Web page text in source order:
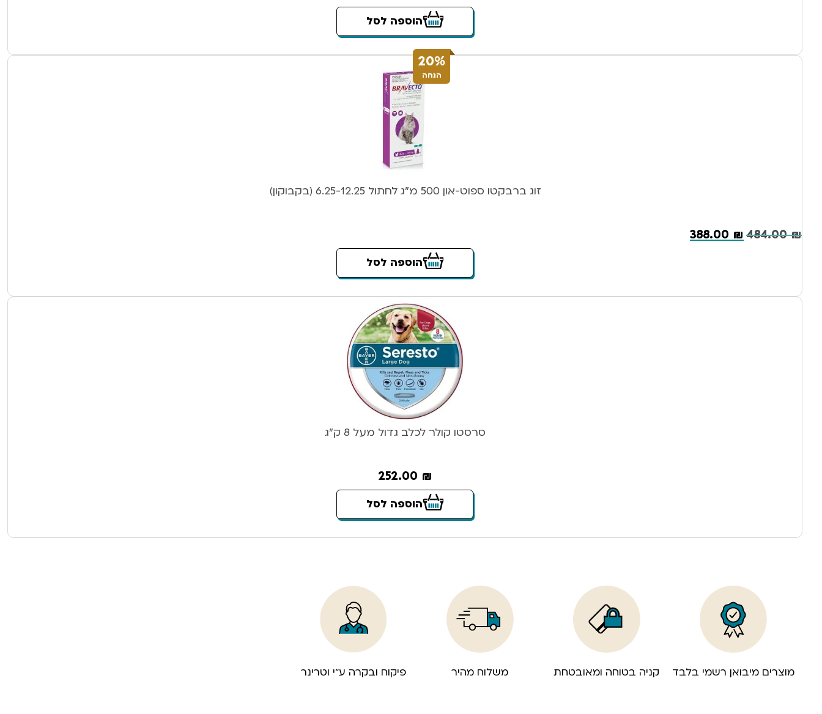
הוספה לסל
20%
הנחה
זוג ברבקטו ספוט-און 500 מ”ג לחתול 6.25-12.25 (בקבוקון)
484.00₪
388.00 ₪
הוספה לסל
סרסטו קולר לכלב גדול מעל 8 ק”ג
252.00 ₪
הוספה לסל
מוצרים מיבואן רשמי בלבד קניה בטוחה ומאובטחת משלוח מהיר פיקוח ובקרה ע”י וטרינר